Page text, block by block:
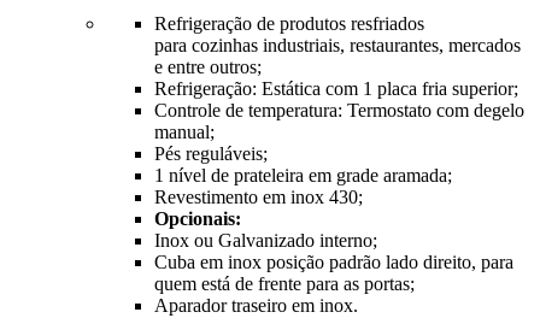
Refrigeração de produtos resfriados
para cozinhas industriais, restaurantes, mercados
e entre outros;
Refrigeração: Estática com 1 placa fria superior;
Controle de temperatura: Termostato com degelo
manual;
Pés reguláveis;
1 nível de prateleira em grade aramada;
Revestimento em inox 430;
Opcionais:
Inox ou Galvanizado interno;
Cuba em inox posição padrão lado direito, para
quem está de frente para as portas;
Aparador traseiro em inox.